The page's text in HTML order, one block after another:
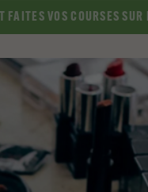
FAITES VOS COURSES